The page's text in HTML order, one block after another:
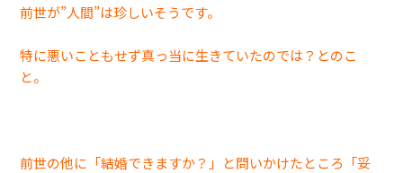
前世が”人間”は珍しいそうです。
特に悪いこともせず真っ当に生きていたのでは？とのこ
と。
前世の他に「結婚できますか？」と問いかけたところ「妥